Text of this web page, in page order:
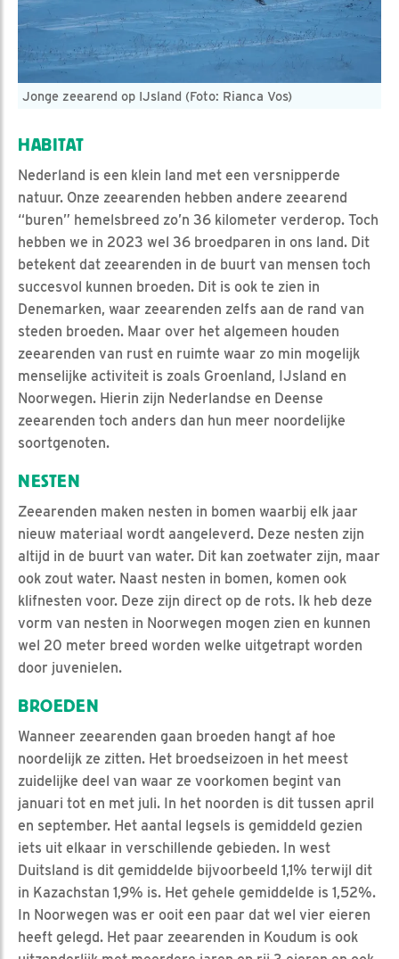
Jonge zeearend op IJsland (Foto: Rianca Vos)
HABITAT
Nederland is een klein land met een versnipperde
natuur. Onze zeearenden hebben andere zeearend
“buren” hemelsbreed zo’n 36 kilometer verderop. Toch
hebben we in 2023 wel 36 broedparen in ons land. Dit
betekent dat zeearenden in de buurt van mensen toch
succesvol kunnen broeden. Dit is ook te zien in
Denemarken, waar zeearenden zelfs aan de rand van
steden broeden. Maar over het algemeen houden
zeearenden van rust en ruimte waar zo min mogelijk
menselijke activiteit is zoals Groenland, IJsland en
Noorwegen. Hierin zijn Nederlandse en Deense
zeearenden toch anders dan hun meer noordelijke
soortgenoten.
NESTEN
Zeearenden maken nesten in bomen waarbij elk jaar
nieuw materiaal wordt aangeleverd. Deze nesten zijn
altijd in de buurt van water. Dit kan zoetwater zijn, maar
ook zout water. Naast nesten in bomen, komen ook
klifnesten voor. Deze zijn direct op de rots. Ik heb deze
vorm van nesten in Noorwegen mogen zien en kunnen
wel 20 meter breed worden welke uitgetrapt worden
door juvenielen.
BROEDEN
Wanneer zeearenden gaan broeden hangt af hoe
noordelijk ze zitten. Het broedseizoen in het meest
zuidelijke deel van waar ze voorkomen begint van
januari tot en met juli. In het noorden is dit tussen april
en september. Het aantal legsels is gemiddeld gezien
iets uit elkaar in verschillende gebieden. In west
Duitsland is dit gemiddelde bijvoorbeeld 1,1% terwijl dit
in Kazachstan 1,9% is. Het gehele gemiddelde is 1,52%.
In Noorwegen was er ooit een paar dat wel vier eieren
heeft gelegd. Het paar zeearenden in Koudum is ook